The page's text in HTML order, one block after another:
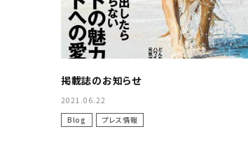
掲載誌のお知らせ
2021.06.22
Blog
プレス情報